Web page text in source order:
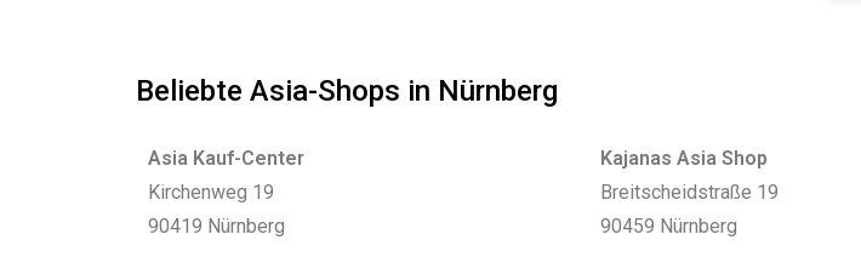
Beliebte Asia-Shops in Nürnberg
Asia Kauf-Center
Kirchenweg 19
90419 Nürnberg
Kajanas Asia Shop
Breitscheidstraße 19
90459 Nürnberg